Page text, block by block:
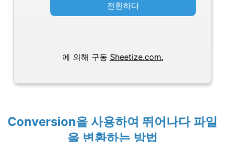
전환하다
에 의해 구동 Sheetize.com.
Conversion을 사용하여 뛰어나다 파일
을 변환하는 방법